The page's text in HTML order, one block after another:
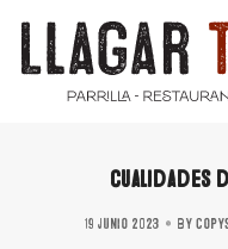
Cualidades
19 junio 2023 By